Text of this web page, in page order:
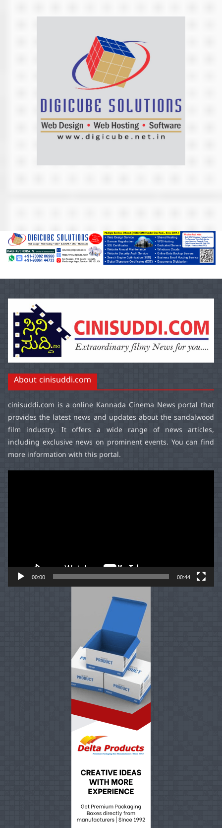
About cinisuddi.com
cinisuddi.com is a online Kannada Cinema News portal that
provides the latest news and updates about the sandalwood
film industry. It offers a wide range of news articles,
including exclusive news on prominent events. You can find
more information with this portal.
00:00 00:44